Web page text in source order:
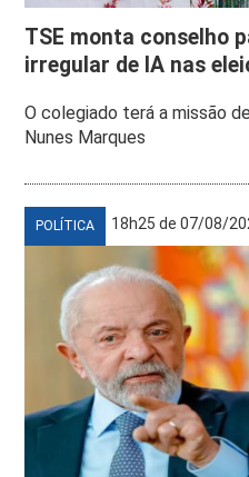
TSE monta conselho
irregular de IA nas
O colegiado terá a missão
Nunes Marques
POLÍTICA 18h25 de 07/08/